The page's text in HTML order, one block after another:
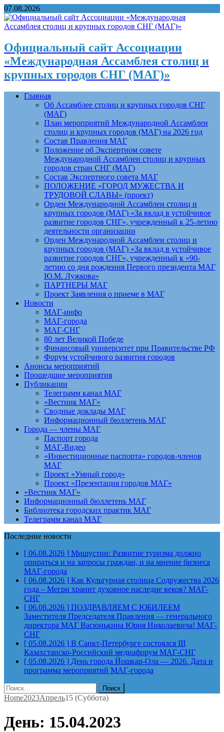
07.08.2026
Официальный сайт Ассоциации
«Международная Ассамблея столиц и
крупных городов СНГ (МАГ)»
Главная
Об Ассамблее столиц и крупных городов СНГ
(МАГ)
План мероприятий Международной Ассамблеи
столиц и крупных городов (МАГ) на 2026 год
Состав Правления МАГ
Положение об Экспертном совете
Международной Ассамблеи столиц и крупных
городов стран СНГ (МАГ)
Состав Экспертного совета МАГ
ПОЛОЖЕНИЕ «ГОРОД МУЖЕСТВА И
ТРУДОВОЙ СЛАВЫ» (проект)
Орден Международной Ассамблеи столиц и
крупных городов (МАГ) «За вклад в устойчивое
развитие городов СНГ», учрежденный к 25-летию
деятельности организации
Орден Международной Ассамблеи столиц и
крупных городов (МАГ) «За вклад в устойчивое
развитие городов СНГ», учрежденный к «90-
летию со дня рождения Первого президента МАГ
Ю.М. Лужкова»
ПАРТНЕРЫ МАГ
Проект Заявления о приеме в МАГ
Новости
МАГ-инфо
МАГ-города
МАГ-СНГ
80 лет Великой Победе
Финансовый университет при Правительстве РФ
Форум устойчивого развития городов
Анонсы мероприятий
Прошедшие мероприятия
Публикации
Телеграмм канал МАГ
«Вестник МАГ»
Сводные доклады МАГ
Информационный бюллетень МАГ
Города — члены МАГ
Паспорт города
МАГ-Видео
«Инвестиционные паспорта» городов-членов
МАГ
Проект «Умный город»
Проект «Презентация городов МАГ»
«Вестник МАГ»
Информационный бюллетень МАГ
Библиотека городских практик МАГ
Телеграмм канал МАГ
Последние новости
[ 06.08.2026 ] Мишустин: Развитие туризма должно
опираться и на запросы граждан, и на мнение бизнеса
МАГ-города
[ 06.08.2026 ] Как Культурная столица Содружества 2026
года – Мегри хранит духовное наследие веков? МАГ-
СНГ
[ 06.08.2026 ] ПОЗДРАВЛЯЕМ С ЮБИЛЕЕМ
Заместителя Председателя Правления — генерального
директора МАГ Васюнькина Юрия Николаевича! МАГ-
СНГ
[ 05.08.2026 ] В Санкт-Петербурге состоялся III
Казахстанско-Российский медиафорум МАГ-СНГ
[ 05.08.2026 ] День города Йошкар-Ола — 2026. Дата и
программа мероприятий МАГ-города
Найти:
Home2023Апрель15 (Суббота)
День: 15.04.2023